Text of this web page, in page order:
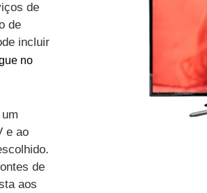
de
de
incluir
no
e ao
de
aos